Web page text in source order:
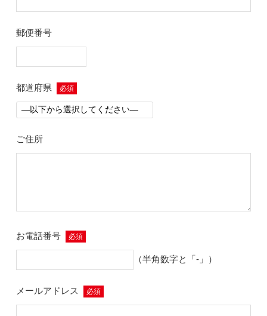
郵便番号
都道府県 必須
ご住所
お電話番号 必須
（半角数字と「-」）
メールアドレス 必須